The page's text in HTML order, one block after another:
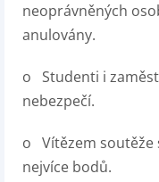
neoprávněných
anulovány.
o Studenti i
nebezpečí.
o Vítězem soutěže
nejvíce bodů.